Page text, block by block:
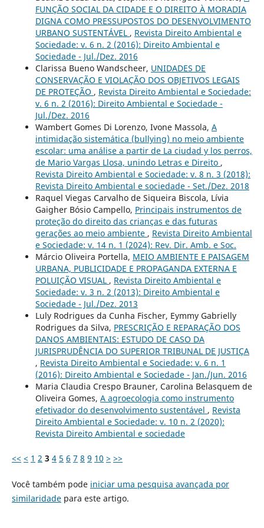
FUNÇÃO SOCIAL DA CIDADE E O DIREITO À MORADIA
DIGNA COMO PRESSUPOSTOS DO DESENVOLVIMENTO
URBANO SUSTENTÁVEL , Revista Direito Ambiental e
Sociedade: v. 6 n. 2 (2016): Direito Ambiental e
Sociedade - Jul./Dez. 2016
Clarissa Bueno Wandscheer, UNIDADES DE
CONSERVAÇÃO E VIOLAÇÃO DOS OBJETIVOS LEGAIS
DE PROTEÇÃO , Revista Direito Ambiental e Sociedade:
v. 6 n. 2 (2016): Direito Ambiental e Sociedade -
Jul./Dez. 2016
Wambert Gomes Di Lorenzo, Ivone Massola, A
intimidação sistemática (bullying) no meio ambiente
escolar: uma análise a partir de La ciudad y los perros,
de Mario Vargas Llosa, unindo Letras e Direito ,
Revista Direito Ambiental e Sociedade: v. 8 n. 3 (2018):
Revista Direito Ambiental e sociedade - Set./Dez. 2018
Raquel Viegas Carvalho de Siqueira Biscola, Lívia
Gaigher Bósio Campello, Principais instrumentos de
proteção do direito das crianças e das futuras
gerações ao meio ambiente , Revista Direito Ambiental
e Sociedade: v. 14 n. 1 (2024): Rev. Dir. Amb. e Soc.
Márcio Oliveira Portella, MEIO AMBIENTE E PAISAGEM
URBANA, PUBLICIDADE E PROPAGANDA EXTERNA E
POLUIÇÃO VISUAL , Revista Direito Ambiental e
Sociedade: v. 3 n. 2 (2013): Direito Ambiental e
Sociedade - Jul./Dez. 2013
Luly Rodrigues da Cunha Fischer, Eymmy Gabrielly
Rodrigues da Silva, PRESCRIÇÃO E REPARAÇÃO DOS
DANOS AMBIENTAIS: ESTUDO DE CASO DA
JURISPRUDÊNCIA DO SUPERIOR TRIBUNAL DE JUSTIÇA
, Revista Direito Ambiental e Sociedade: v. 6 n. 1
(2016): Direito Ambiental e Sociedade - Jan./Jun. 2016
Maria Claudia Crespo Brauner, Carolina Belasquem de
Oliveira Gomes, A agroecologia como instrumento
efetivador do desenvolvimento sustentável , Revista
Direito Ambiental e Sociedade: v. 10 n. 2 (2020):
Revista Direito Ambiental e sociedade
<< < 1 2 3 4 5 6 7 8 9 10 > >>
Você também pode iniciar uma pesquisa avançada por
similaridadepara este artigo.